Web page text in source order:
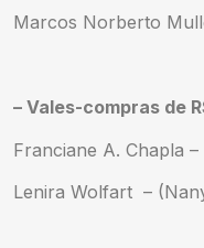
Marcos Norberto
– Vales-compras de
Franciane A. Chapla
Lenira Wolfart –